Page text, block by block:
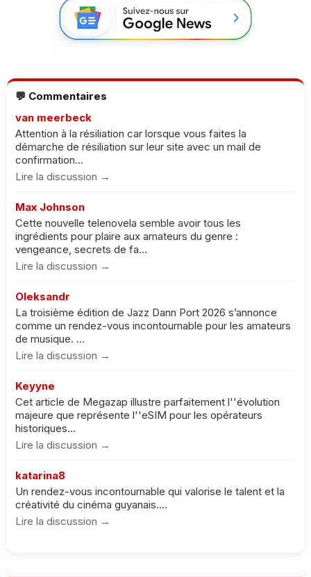
💬 Commentaires
van meerbeck
Attention à la résiliation car lorsque vous faites la
démarche de résiliation sur leur site avec un mail de
confirmation...
Lire la discussion →
Max Johnson
Cette nouvelle telenovela semble avoir tous les
ingrédients pour plaire aux amateurs du genre :
vengeance, secrets de fa...
Lire la discussion →
Oleksandr
La troisième édition de Jazz Dann Port 2026 s’annonce
comme un rendez-vous incontournable pour les amateurs
de musique. ...
Lire la discussion →
Keyyne
Cet article de Megazap illustre parfaitement l''évolution
majeure que représente l''eSIM pour les opérateurs
historiques...
Lire la discussion →
katarina8
Un rendez-vous incontournable qui valorise le talent et la
créativité du cinéma guyanais....
Lire la discussion →